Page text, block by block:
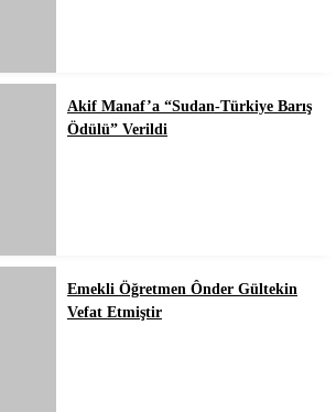
Akif Manaf’a “Sudan-Türkiye Barış
Ödülü” Verildi
Emekli Öğretmen Ônder Gültekin
Vefat Etmiştir